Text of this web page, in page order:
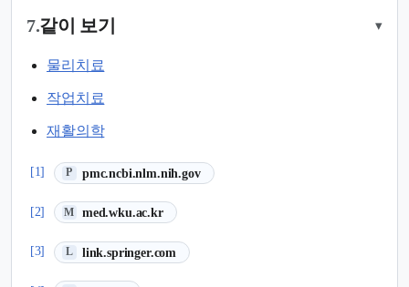
7.같이 보기 ▾
물리치료
작업치료
재활의학
[1] P pmc.ncbi.nlm.nih.gov
(새 탭에서 열림)
[2] M med.wku.ac.kr
(새 탭에서 열림)
[3] L link.springer.com
(새 탭에서 열림)